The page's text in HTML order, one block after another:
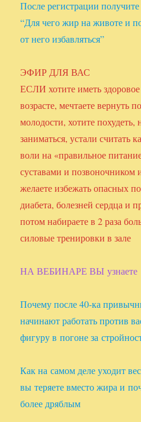
После регистрации
“Для чего жир на животе и
от него избавляться”
ЭФИР ДЛЯ ВАС
ЕСЛИ хотите иметь
возрасте, мечтаете вернуть
молодости, хотите похудеть,
заниматься, устали считать
воли на «правильное
суставами и позвоночником
желаете избежать опасных
диабета, болезней сердца и
потом набираете в 2 раза
силовые тренировки в зале
НА ВЕБИНАРЕ ВЫ узнаете
Почему после 40-ка
начинают работать против
фигуру в погоне за
Как на самом деле уходит
вы теряете вместо жира и
более дряблым